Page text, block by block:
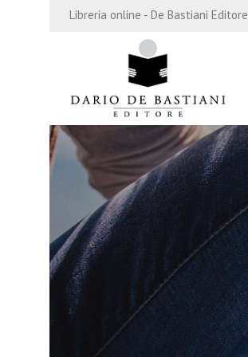
Libreria online - De Bastiani Editore